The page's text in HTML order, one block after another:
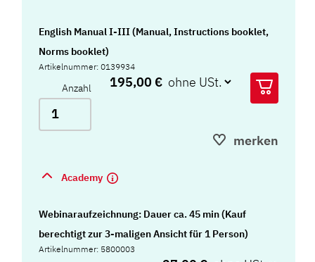
English Manual I-III (Manual, Instructions booklet,
Norms booklet)
Artikelnummer: 0139934
Anzahl 195,00 €
merken
Academy
Webinaraufzeichnung: Dauer ca. 45 min (Kauf
berechtigt zur 3-maligen Ansicht für 1 Person)
Artikelnummer: 5800003